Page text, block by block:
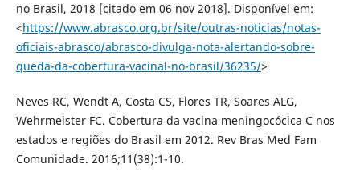
no Brasil, 2018 [citado em 06 nov 2018]. Disponível em:
<https://www.abrasco.org.br/site/outras-noticias/notas-
oficiais-abrasco/abrasco-divulga-nota-alertando-sobre-
queda-da-cobertura-vacinal-no-brasil/36235/>
Neves RC, Wendt A, Costa CS, Flores TR, Soares ALG,
Wehrmeister FC. Cobertura da vacina meningocócica C nos
estados e regiões do Brasil em 2012. Rev Bras Med Fam
Comunidade. 2016;11(38):1-10.